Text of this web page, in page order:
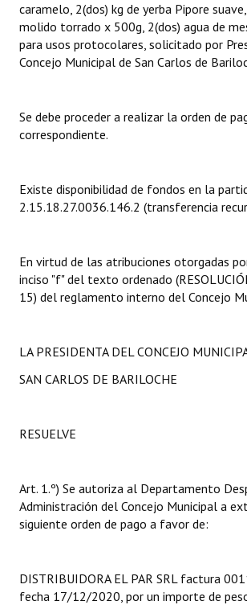
Dictámenes Asesoría Letrada
Actas de Sesión
Ejecución Presupuestaria
Actas de Audiencias Públicas
NORMATIVA
Resoluciones
INSTITUCIONAL
Datos Históricos
Premio al Mérito - Registro
Mujeres que Dejaron Huellas - Registro
caramelo, 2(dos) kg de yerba Pipore
molido torrado x 500g, 2(dos) agua de
para usos protocolares, solicitado por
Concejo Municipal de San Carlos de
Se debe proceder a realizar la orden de
correspondiente.
Existe disponibilidad de fondos en la
2.15.18.27.0036.146.2 (transferencia
En virtud de las atribuciones otorgadas
inciso "f" del texto ordenado
15) del reglamento interno del Concejo
LA PRESIDENTA DEL CONCEJO
SAN CARLOS DE BARILOCHE
RESUELVE
Art. 1.º) Se autoriza al Departamento
Administración del Concejo Municipal a
siguiente orden de pago a favor de:
DISTRIBUIDORA EL PAR SRL factura
fecha 17/12/2020, por un importe de